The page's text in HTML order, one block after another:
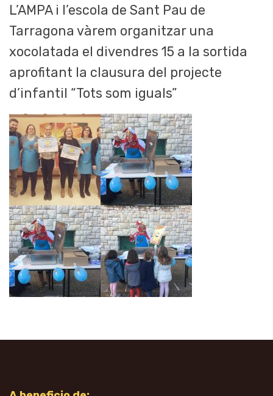
L’AMPA i l’escola de Sant Pau de
Tarragona vàrem organitzar una
xocolatada el divendres 15 a la sortida
aprofitant la clausura del projecte
d’infantil “Tots som iguals”